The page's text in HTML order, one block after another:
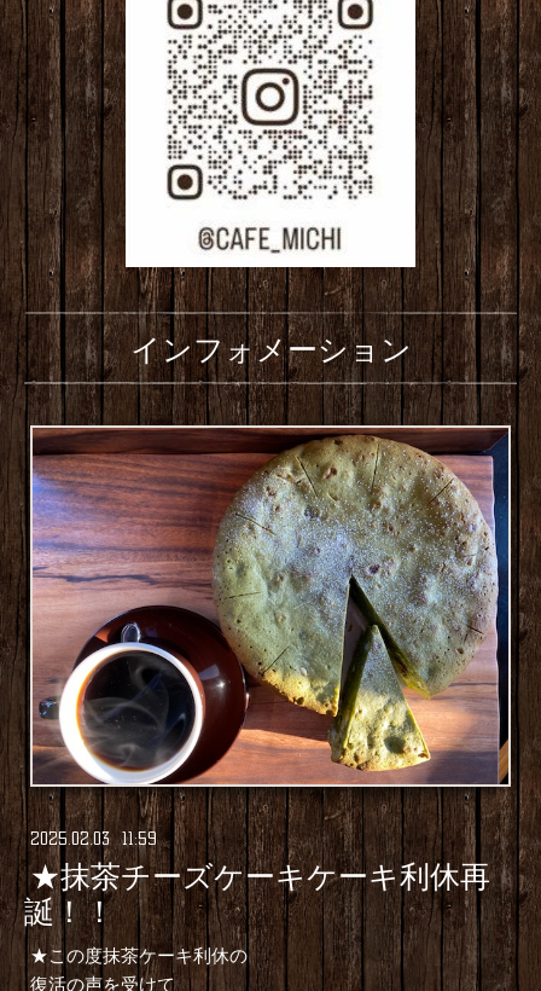
インフォメーション
2025.02.03 11:59
★抹茶チーズケーキケーキ利休再
誕！！
★この度抹茶ケーキ利休の
復活の声を受けて